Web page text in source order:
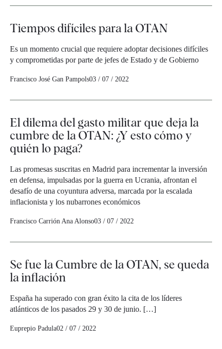
Tiempos difíciles para la OTAN
Es un momento crucial que requiere adoptar decisiones difíciles
y comprometidas por parte de jefes de Estado y de Gobierno
Francisco José Gan Pampols03 / 07 / 2022
El dilema del gasto militar que deja la
cumbre de la OTAN: ¿Y esto cómo y
quién lo paga?
Las promesas suscritas en Madrid para incrementar la inversión
en defensa, impulsadas por la guerra en Ucrania, afrontan el
desafío de una coyuntura adversa, marcada por la escalada
inflacionista y los nubarrones económicos
Francisco Carrión Ana Alonso03 / 07 / 2022
Se fue la Cumbre de la OTAN, se queda
la inflación
España ha superado con gran éxito la cita de los líderes
atlánticos de los pasados 29 y 30 de junio. […]
Euprepio Padula02 / 07 / 2022